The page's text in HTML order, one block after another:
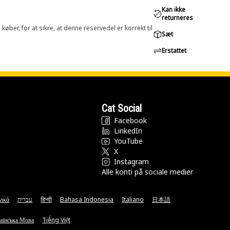
for at sikre, at denne reservedel er korrekt til
Kan ikke
returneres
Sæt
Erstattet
Cat Social
Facebook
LinkedIn
YouTube
X
Instagram
Alle konti på sociale medier
עברית हिन्दी Bahasa Indonesia Italiano 日本語
Мова Tiếng Việt